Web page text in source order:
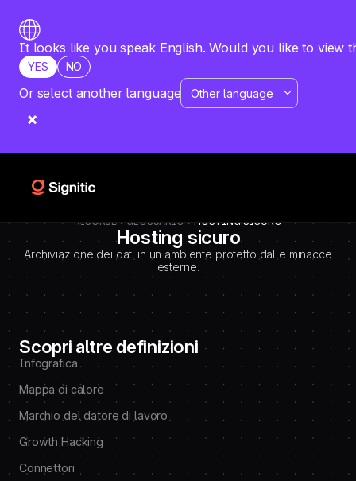
DEBUT CODE E - TEMPLATE CMS DEFINITIONS / LEXIQUE
Emplacement Webflow: Template CMS Definitions > Page settings >
Custom code > Inside tag
It looks like you speak English. Would you like to view
YES NO
Or select another language
RISORSE GLOSSARIO HOSTING SICURO
Hosting sicuro
Archiviazione dei dati in un ambiente protetto dalle minacce
esterne.
Scopri altre definizioni
Infografica
Mappa di calore
Marchio del datore di lavoro
Growth Hacking
Connettori